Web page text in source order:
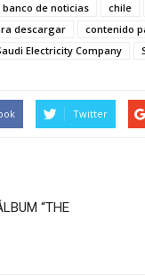
banco de noticias chile
descargar contenido
Electricity Company
Twitter
“THE